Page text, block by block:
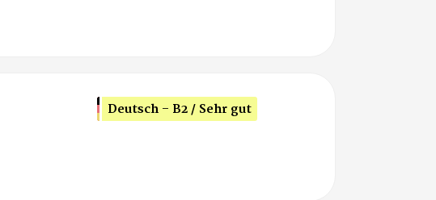
Deutsch - B2 / Sehr gut